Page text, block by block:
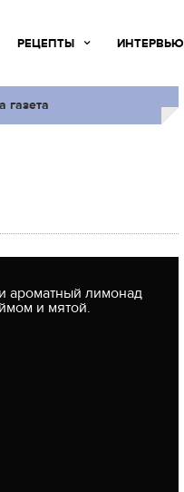
РЕЦЕПТЫ ИНТЕРВЬЮ
газета
лимонад
и мятой.